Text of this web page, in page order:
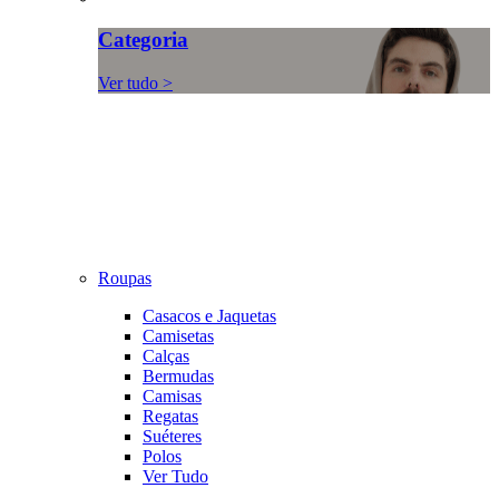
Categoria
Ver tudo >
Roupas
Casacos e Jaquetas
Camisetas
Calças
Bermudas
Camisas
Regatas
Suéteres
Polos
Ver Tudo